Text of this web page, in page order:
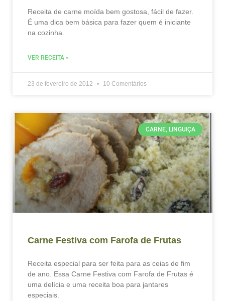
Receita de carne moída bem gostosa, fácil de fazer.
É uma dica bem básica para fazer quem é iniciante
na cozinha.
VER RECEITA »
23 de fevereiro de 2012 10 Comentários
CARNE, LINGUIÇA
Carne Festiva com Farofa de Frutas
Receita especial para ser feita para as ceias de fim
de ano. Essa Carne Festiva com Farofa de Frutas é
uma delícia e uma receita boa para jantares
especiais.